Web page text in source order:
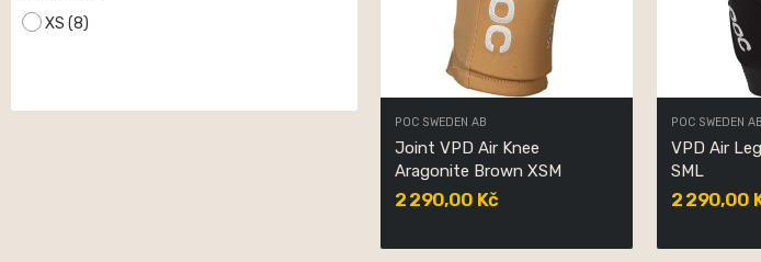
XS (8)
POC SWEDEN AB
Joint VPD Air Knee
Aragonite Brown XSM
2 290,00 Kč
POC SWEDEN AB
VPD Air
SML
2 290,00